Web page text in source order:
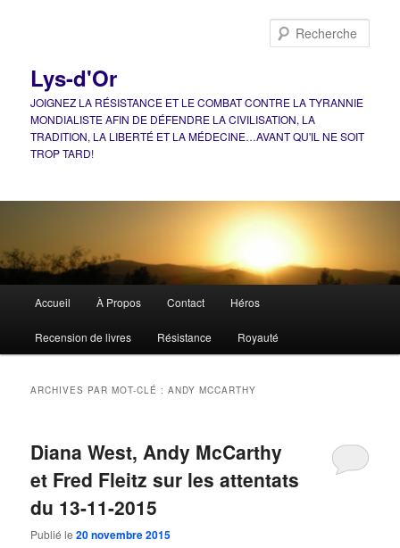
Lys-d'Or
JOIGNEZ LA RÉSISTANCE ET LE COMBAT CONTRE LA TYRANNIE
MONDIALISTE AFIN DE DÉFENDRE LA CIVILISATION, LA
TRADITION, LA LIBERTÉ ET LA MÉDECINE…AVANT QU'IL NE SOIT
TROP TARD!
principal
Accueil À Propos Contact Héros
Recension de livres Résistance Royauté
ARCHIVES PAR MOT-CLÉ :ANDY MCCARTHY
Diana West, Andy McCarthy
et Fred Fleitz sur les attentats
du 13-11-2015
Publié le20 novembre 2015